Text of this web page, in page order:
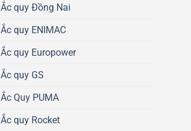
Ắc quy Đồng Nai
Ắc quy ENIMAC
Ắc quy Europower
Ắc quy GS
Ắc Quy PUMA
Ắc quy Rocket